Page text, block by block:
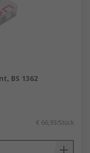
BS 1362
€ 66,93/Stück